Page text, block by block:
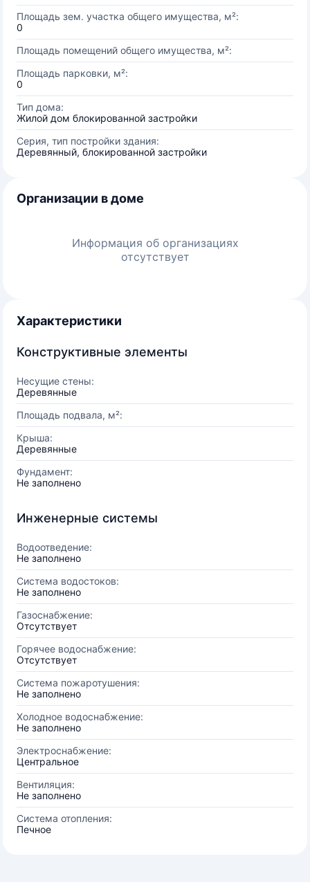
Площадь зем. участка общего имущества, м²:
0
Площадь помещений общего имущества, м²:
Площадь парковки, м²:
0
Тип дома:
Жилой дом блокированной застройки
Серия, тип постройки здания:
Деревянный, блокированной застройки
Организации в доме
Информация об организациях
отсутствует
Характеристики
Конструктивные элементы
Несущие стены:
Деревянные
Площадь подвала, м²:
Крыша:
Деревянные
Фундамент:
Не заполнено
Инженерные системы
Водоотведение:
Не заполнено
Система водостоков:
Не заполнено
Газоснабжение:
Отсутствует
Горячее водоснабжение:
Отсутствует
Система пожаротушения:
Не заполнено
Холодное водоснабжение:
Не заполнено
Электроснабжение:
Центральное
Вентиляция:
Не заполнено
Система отопления:
Печное